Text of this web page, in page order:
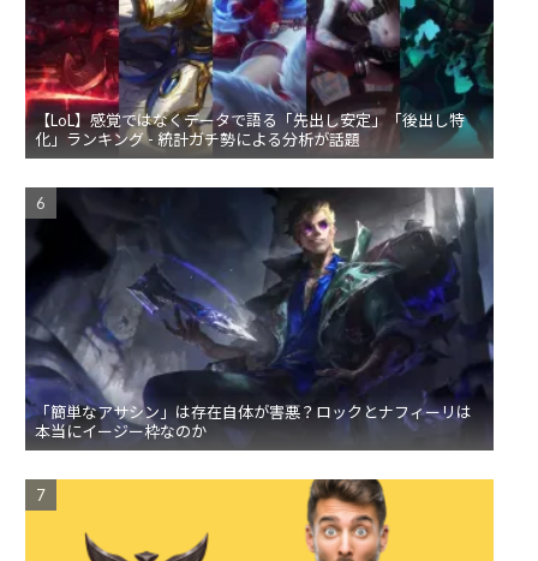
【LoL】感覚ではなくデータで語る「先出し安定」「後出し特
化」ランキング - 統計ガチ勢による分析が話題
「簡単なアサシン」は存在自体が害悪？ロックとナフィーリは
本当にイージー枠なのか